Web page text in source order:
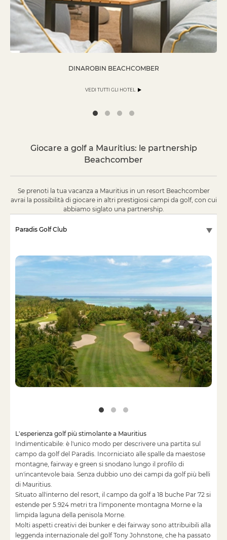
DINAROBIN BEACHCOMBER
VEDI TUTTI GLI HOTEL
Giocare a golf a Mauritius: le partnership
Beachcomber
Se prenoti la tua vacanza a Mauritius in un resort Beachcomber
avrai la possibilità di giocare in altri prestigiosi campi da golf, con cui
abbiamo siglato una partnership.
Paradis Golf Club
L'esperienza golf più stimolante a Mauritius
Indimenticabile: è l'unico modo per descrivere una partita sul
campo da golf del Paradis. Incorniciato alle spalle da maestose
montagne, fairway e green si snodano lungo il profilo di
un'incantevole baia. Senza dubbio uno dei campi da golf più belli
di Mauritius.
Situato all'interno del resort, il campo da golf a 18 buche Par 72 si
estende per 5.924 metri tra l'imponente montagna Morne e la
limpida laguna della penisola Morne.
Molti aspetti creativi dei bunker e dei fairway sono attribuibili alla
leggenda internazionale del golf Tony Johnstone, che ha passato